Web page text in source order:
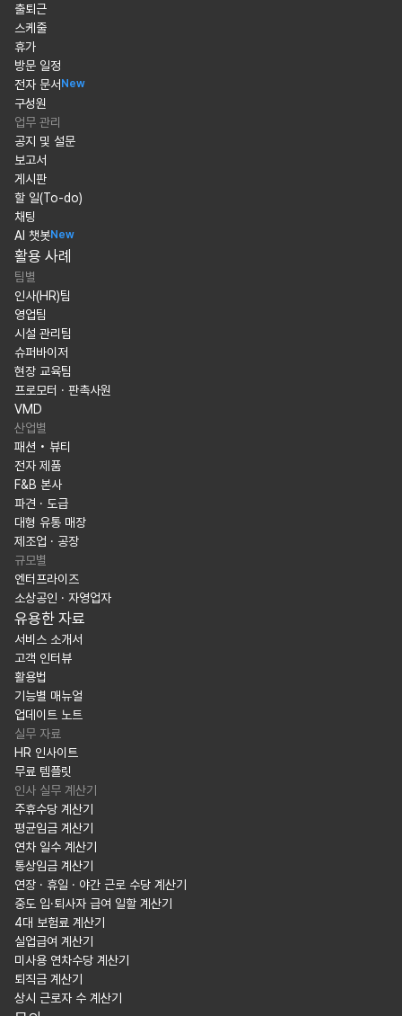
출퇴근
스케줄
휴가
방문 일정
전자 문서 New
구성원
업무 관리
공지 및 설문
보고서
게시판
할 일(To-do)
채팅
AI 챗봇New
활용 사례
팀별
인사(HR)팀
영업팀
시설 관리팀
슈퍼바이저
현장 교육팀
프로모터 · 판촉사원
VMD
산업별
패션 • 뷰티
전자 제품
F&B 본사
파견 · 도급
대형 유통 매장
제조업 · 공장
규모별
엔터프라이즈
소상공인 · 자영업자
유용한 자료
서비스 소개서
고객 인터뷰
활용법
기능별 매뉴얼
업데이트 노트
실무 자료
HR 인사이트
무료 템플릿
인사 실무 계산기
주휴수당 계산기
평균임금 계산기
연차 일수 계산기
통상임금 계산기
연장 · 휴일 · 야간 근로 수당 계산기
중도 입·퇴사자 급여 일할 계산기
4대 보험료 계산기
실업급여 계산기
미사용 연차수당 계산기
퇴직금 계산기
상시 근로자 수 계산기